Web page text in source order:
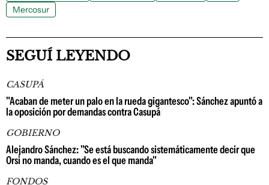
Mercosur
SEGUÍ LEYENDO
CASUPÁ
"Acaban de meter un palo en la rueda gigantesco": Sánchez apuntó a
la oposición por demandas contra Casupá
GOBIERNO
Alejandro Sánchez: "Se está buscando sistemáticamente decir que
Orsi no manda, cuando es el que manda"
FONDOS